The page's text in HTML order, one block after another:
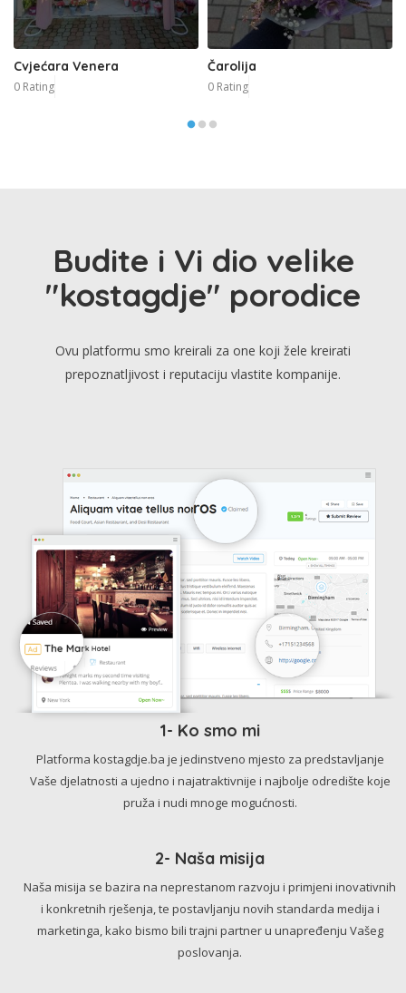
Cvjećara Venera
0 Rating
Čarolija
0 Rating
Budite i Vi dio velike
"kostagdje" porodice
Ovu platformu smo kreirali za one koji žele kreirati
prepoznatljivost i reputaciju vlastite kompanije.
1- Ko smo mi
Platforma kostagdje.ba je jedinstveno mjesto za predstavljanje
Vaše djelatnosti a ujedno i najatraktivnije i najbolje odredište koje
pruža i nudi mnoge mogućnosti.
2- Naša misija
Naša misija se bazira na neprestanom razvoju i primjeni inovativnih
i konkretnih rješenja, te postavljanju novih standarda medija i
marketinga, kako bismo bili trajni partner u unapređenju Vašeg
poslovanja.